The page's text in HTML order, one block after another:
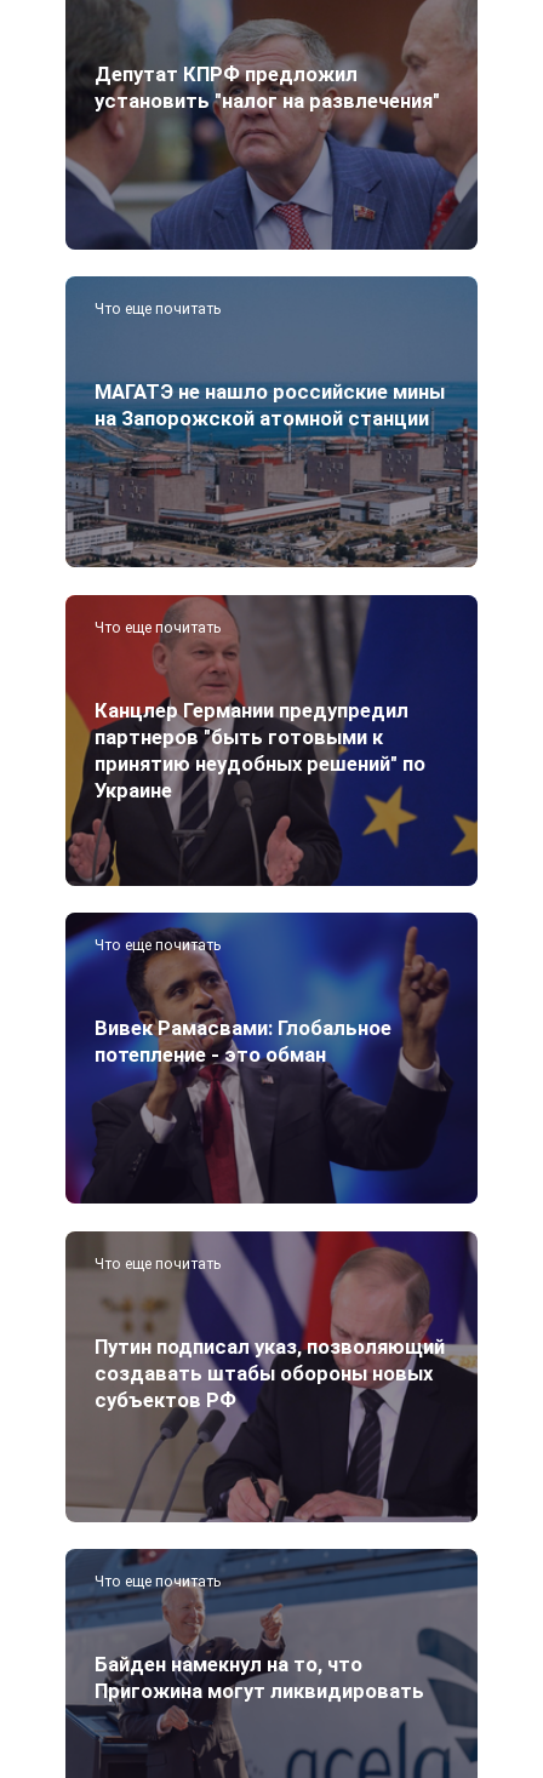
Депутат КПРФ предложил
установить "налог на развлечения"
Что еще почитать
МАГАТЭ не нашло российские мины
на Запорожской атомной станции
Что еще почитать
Канцлер Германии предупредил
партнеров "быть готовыми к
принятию неудобных решений" по
Украине
Что еще почитать
Вивек Рамасвами: Глобальное
потепление - это обман
Что еще почитать
Путин подписал указ, позволяющий
создавать штабы обороны новых
субъектов РФ
Что еще почитать
Байден намекнул на то, что
Пригожина могут ликвидировать